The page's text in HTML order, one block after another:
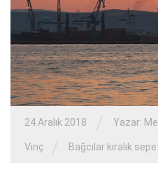
24 Aralık 2018 Yazar:
Vinç Bağcılar kiralık